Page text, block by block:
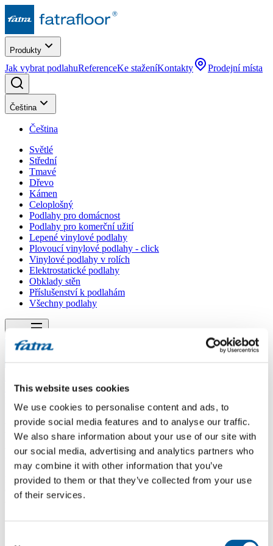
This website uses cookies
We use cookies to personalise content and ads, to
provide social media features and to analyse our traffic.
We also share information about your use of our site with
our social media, advertising and analytics partners who
may combine it with other information that you’ve
provided to them or that they’ve collected from your use
of their services.
Produkty
Jak vybrat podlahuReferenceKe staženíKontakty Prodejní místa
Čeština
Čeština
Světlé
Střední
Tmavé
Dřevo
Kámen
Celoplošný
Podlahy pro domácnost
Podlahy pro komerční užití
Lepené vinylové podlahy
Plovoucí vinylové podlahy - click
Vinylové podlahy v rolích
Elektrostatické podlahy
Obklady stěn
Příslušenství k podlahám
Všechny podlahy
Dotazy
parní vysavač
Dotaz
Dobrý den, chtěla bych se zeptat, máme podlahu Fatra FatraClick
6500 A dub světlý, můžeme na ni použít parní vysavač? Děkuji za
odpověď.